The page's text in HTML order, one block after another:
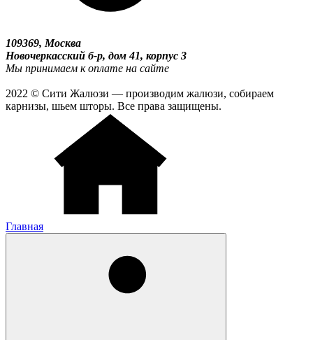
109369, Москва
Новочеркасский б-р, дом 41, корпус 3
Мы принимаем к оплате на сайте
2022 © Сити Жалюзи — производим жалюзи, собираем
карнизы, шьем шторы. Все права защищены.
Главная